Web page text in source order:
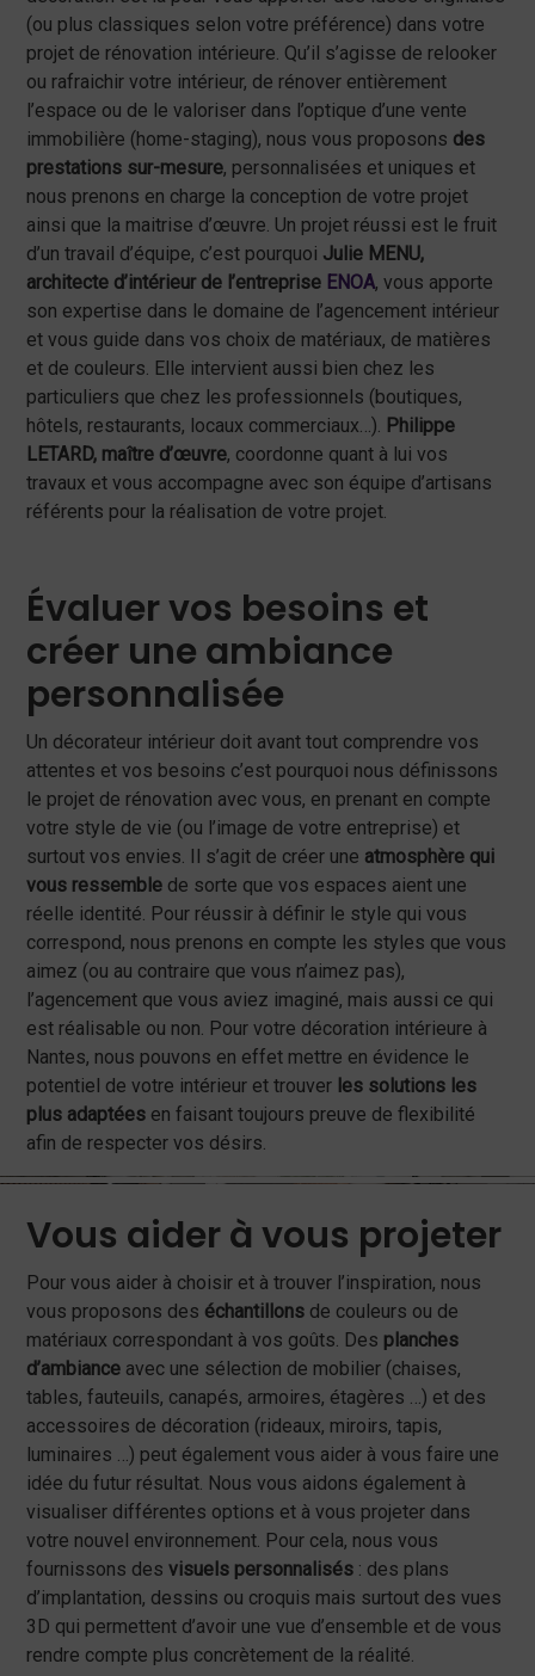
(ou plus classiques selon votre préférence) dans votre
projet de rénovation intérieure. Qu’il s’agisse de relooker
ou rafraichir votre intérieur, de rénover entièrement
l’espace ou de le valoriser dans l’optique d’une vente
immobilière (home-staging), nous vous proposons des
prestations sur-mesure, personnalisées et uniques et
nous prenons en charge la conception de votre projet
ainsi que la maitrise d’œuvre. Un projet réussi est le fruit
d’un travail d’équipe, c’est pourquoi Julie MENU,
architecte d’intérieur de l’entreprise ENOA, vous apporte
son expertise dans le domaine de l’agencement intérieur
et vous guide dans vos choix de matériaux, de matières
et de couleurs. Elle intervient aussi bien chez les
particuliers que chez les professionnels (boutiques,
hôtels, restaurants, locaux commerciaux…). Philippe
LETARD, maître d’œuvre, coordonne quant à lui vos
travaux et vous accompagne avec son équipe d’artisans
référents pour la réalisation de votre projet.
Évaluer vos besoins et
créer une ambiance
personnalisée
Un décorateur intérieur doit avant tout comprendre vos
attentes et vos besoins c’est pourquoi nous définissons
le projet de rénovation avec vous, en prenant en compte
votre style de vie (ou l’image de votre entreprise) et
surtout vos envies. Il s’agit de créer une atmosphère qui
vous ressemble de sorte que vos espaces aient une
réelle identité. Pour réussir à définir le style qui vous
correspond, nous prenons en compte les styles que vous
aimez (ou au contraire que vous n’aimez pas),
l’agencement que vous aviez imaginé, mais aussi ce qui
est réalisable ou non. Pour votre décoration intérieure à
Nantes, nous pouvons en effet mettre en évidence le
potentiel de votre intérieur et trouver les solutions les
plus adaptées en faisant toujours preuve de flexibilité
afin de respecter vos désirs.
Vous aider à vous projeter
Pour vous aider à choisir et à trouver l’inspiration, nous
vous proposons des échantillons de couleurs ou de
matériaux correspondant à vos goûts. Des planches
d’ambiance avec une sélection de mobilier (chaises,
tables, fauteuils, canapés, armoires, étagères …) et des
accessoires de décoration (rideaux, miroirs, tapis,
luminaires …) peut également vous aider à vous faire une
idée du futur résultat. Nous vous aidons également à
visualiser différentes options et à vous projeter dans
votre nouvel environnement. Pour cela, nous vous
fournissons desvisuels personnalisés : des plans
d’implantation, dessins ou croquis mais surtout des vues
3D qui permettent d’avoir une vue d’ensemble et de vous
rendre compte plus concrètement de la réalité.